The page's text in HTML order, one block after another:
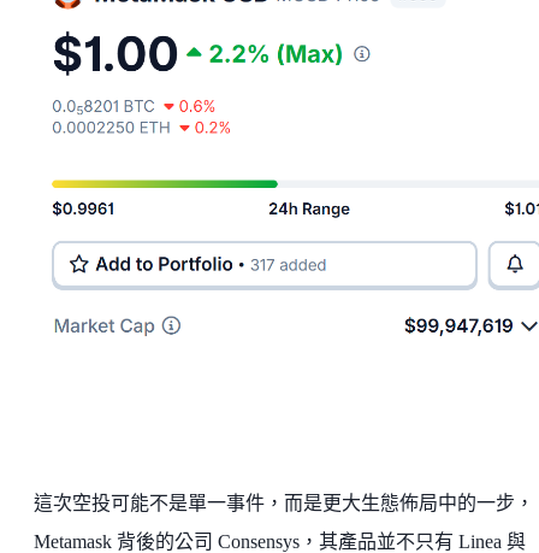
這次空投可能不是單一事件，而是更大生態佈局中的一步，
Metamask 背後的公司 Consensys，其產品並不只有 Linea 與